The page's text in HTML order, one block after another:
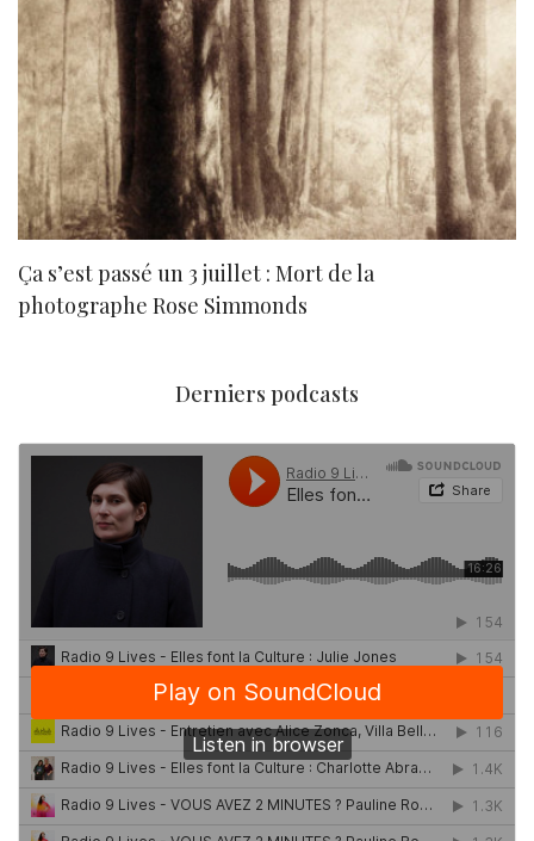
Ça s’est passé un 3 juillet : Mort de la
photographe Rose Simmonds
Derniers podcasts